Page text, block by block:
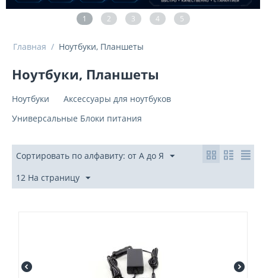
1 2 3 4 5
Главная / Ноутбуки, Планшеты
Ноутбуки, Планшеты
Ноутбуки
Аксессуары для ноутбуков
Универсальные Блоки питания
Сортировать по алфавиту: от А до Я
12 На страницу